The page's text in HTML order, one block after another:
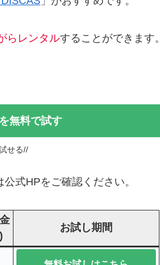
らレンタルすることができます。
無料で試す
せる//
式HPをご確認ください。
お試し期間